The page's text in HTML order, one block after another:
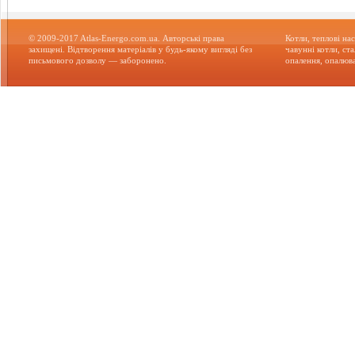
© 2009-2017 Atlas-Energo.com.ua. Авторські права
захищені. Відтворення матеріалів у будь-якому вигляді без
письмового дозволу — заборонено.
Котли, теплові
чавунні котли,
опалення,